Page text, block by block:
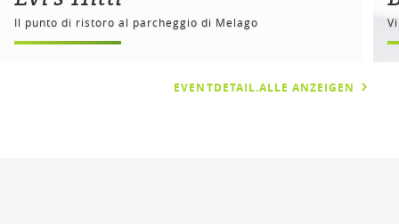
Il punto di ristoro al parcheggio di Melago
EVENTDETAIL.ALLE ANZEIGEN